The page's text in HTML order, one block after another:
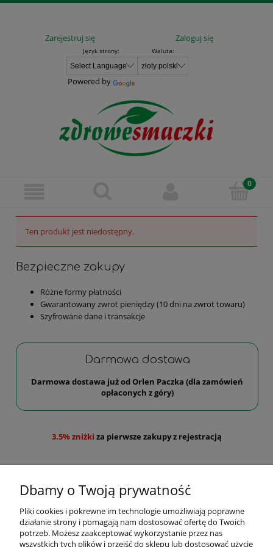
Zarejestruj się Zaloguj się
Język strony:
Powered by
Waluta:
Ten produkt jest niedostępny.
Bezpieczne zakupy
Różne formy płatności
Gwarantowany zwrot pieniędzy (10 dni na zwrot towaru)
Szyfrowane dane i transakcje
Darmowa dostawa
Darmowa dostawa już od Orlen Paczka (dla zamówień
opłaconych z góry)
3.5% zniżki za pierwsze zakupy z rejestracją
Pomoc
Dbamy o Twoją prywatność
Pliki cookies i pokrewne im technologie umożliwiają poprawne
działanie strony i pomagają nam dostosować ofertę do Twoich
potrzeb. Możesz zaakceptować wykorzystanie przez nas
wszystkich tych plików i przejść do sklepu lub dostosować użycie